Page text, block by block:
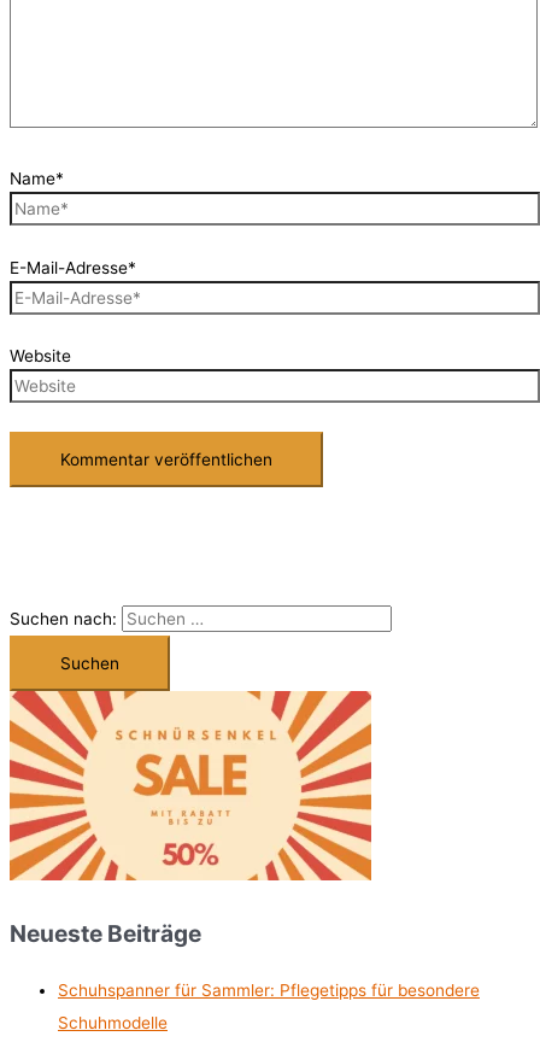
Name*
E-Mail-Adresse*
Website
Suchen nach:
Neueste Beiträge
Schuhspanner für Sammler: Pflegetipps für besondere
Schuhmodelle